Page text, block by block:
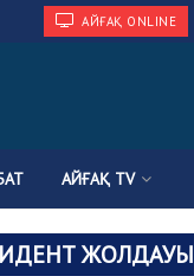
АЙҒАҚ ONLINE
АЙҒАҚ TV
ЖОЛДАУЫ